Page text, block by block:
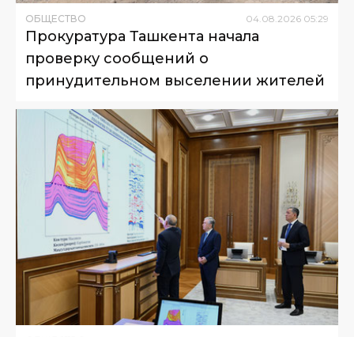
ОБЩЕСТВО 04.08.2026 05:29
Прокуратура Ташкента начала
проверку сообщений о
принудительном выселении жителей